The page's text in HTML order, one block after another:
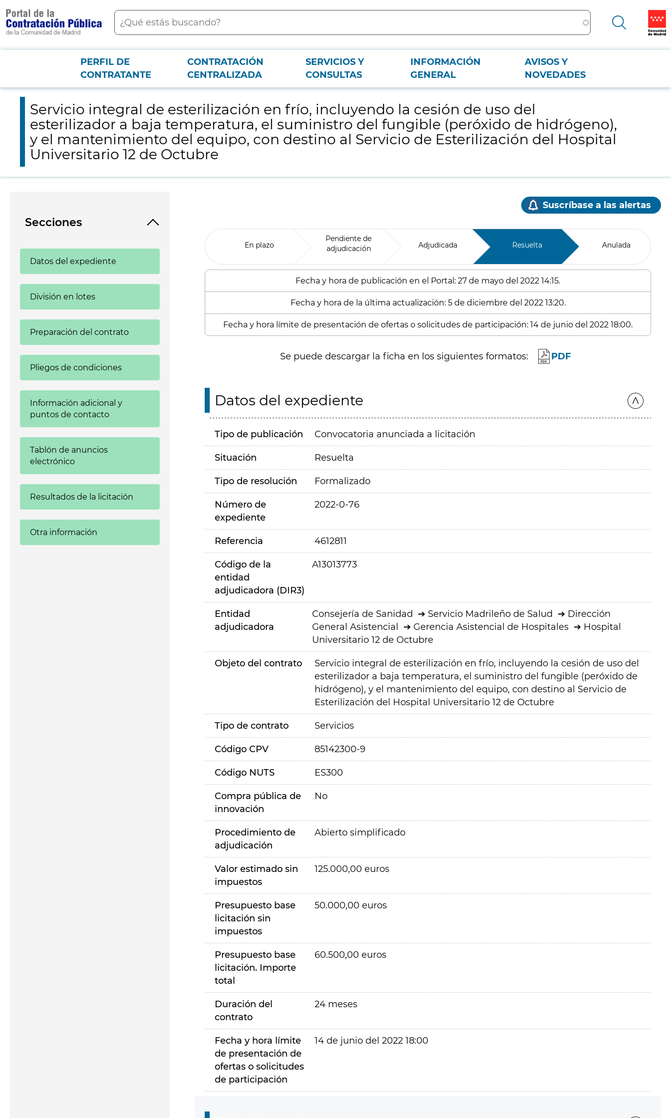
contenido
principal
Buscar
Menú PCON
PERFIL DE
CONTRATANTE
CONTRATACIÓN
CENTRALIZADA
SERVICIOS Y
CONSULTAS
INFORMACIÓN
GENERAL
AVISOS Y
NOVEDADES
Servicio integral de esterilización en frío, incluyendo la cesión de uso del esterilizador a baja temperatura, el suministro del fungible (peróxido de hidrógeno), y el mantenimiento del equipo, con destino al Servicio
de Esterilización del Hospital Universitario 12 de Octubre
Servicio integral de esterilización en frío, incluyendo la cesión de uso del
esterilizador a baja temperatura, el suministro del fungible (peróxido de hidrógeno),
y el mantenimiento del equipo, con destino al Servicio de Esterilización del Hospital
Universitario 12 de Octubre
Secciones
Datos del expediente
División en lotes
Preparación del contrato
Pliegos de condiciones
Información adicional y
puntos de contacto
Tablón de anuncios
electrónico
Resultados de la licitación
Otra información
Suscríbase a las alertas
En plazo
Pendiente de
adjudicación
Adjudicada Resuelta Anulada
Fecha y hora de publicación en el Portal: 27 de mayo del 2022 14:15.
Fecha y hora de la última actualización: 5 de diciembre del 2022 13:20.
Fecha y hora límite de presentación de ofertas o solicitudes de participación: 14 de junio del 2022 18:00.
Se puede descargar la ficha en los siguientes formatos: PDF
Datos del expediente
Tipo de publicación Convocatoria anunciada a licitación
Situación Resuelta
Tipo de resolución Formalizado
Número de
expediente
2022-0-76
Referencia 4612811
Código de la
entidad
adjudicadora (DIR3)
A13013773
Entidad
adjudicadora
Consejería de Sanidad Servicio Madrileño de Salud
Dirección
General Asistencial
Gerencia Asistencial de Hospitales
Hospital
Universitario 12 de Octubre
Objeto del contrato
Servicio integral de esterilización en frío, incluyendo la cesión de uso del
esterilizador a baja temperatura, el suministro del fungible (peróxido de
hidrógeno), y el mantenimiento del equipo, con destino al Servicio de
Esterilización del Hospital Universitario 12 de Octubre
Tipo de contrato Servicios
Código CPV 85142300-9
Código NUTS ES300
Compra pública de
innovación
No
Procedimiento de
adjudicación
Abierto simplificado
Valor estimado sin
impuestos
125.000,00 euros
Presupuesto base
licitación sin
impuestos
50.000,00 euros
Presupuesto base
licitación. Importe
total
60.500,00 euros
Duración del
contrato
24 meses
Fecha y hora límite
de presentación de
ofertas o solicitudes
de participación
14 de junio del 2022 18:00